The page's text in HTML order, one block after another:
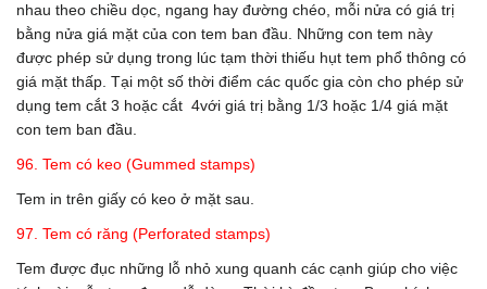
nhau theo chiều dọc, ngang hay đường chéo, mỗi nửa có giá trị
bằng nửa giá mặt của con tem ban đầu. Những con tem này
được phép sử dụng trong lúc tạm thời thiếu hụt tem phổ thông có
giá mặt thấp. Tại một số thời điểm các quốc gia còn cho phép sử
dụng tem cắt 3 hoặc cắt 4với giá trị bằng 1/3 hoặc 1/4 giá mặt
con tem ban đầu.
96. Tem có keo (Gummed stamps)
Tem in trên giấy có keo ở mặt sau.
97. Tem có răng (Perforated stamps)
Tem được đục những lỗ nhỏ xung quanh các cạnh giúp cho việc